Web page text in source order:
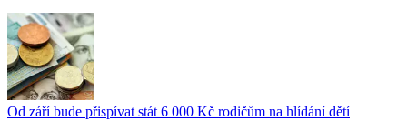
Od září bude přispívat stát 6 000 Kč rodičům na hlídání dětí